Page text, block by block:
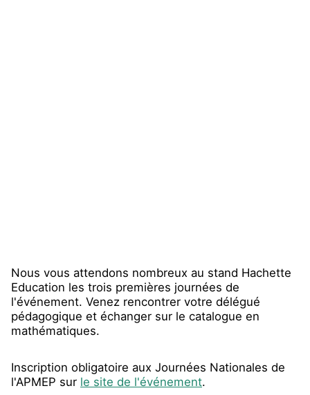
Nous vous attendons nombreux au stand Hachette
Education les trois premières journées de
l'événement. Venez rencontrer votre délégué
pédagogique et échanger sur le catalogue en
mathématiques.
Inscription obligatoire aux Journées Nationales de
l'APMEP sur le site de l'événement.